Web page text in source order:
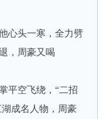
头一寒，全力劈
，周豪又喝
空飞绕，“二招
成名人物，周豪